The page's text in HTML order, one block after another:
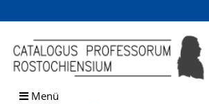
Browsen
direkt zum Inhalt
Menü